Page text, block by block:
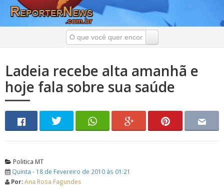
Ladeia recebe alta amanhã e
hoje fala sobre sua saúde
Politica MT
Quinta - 18 de Fevereiro de 2010 às 01:21
Por:Ana Rosa Fagundes